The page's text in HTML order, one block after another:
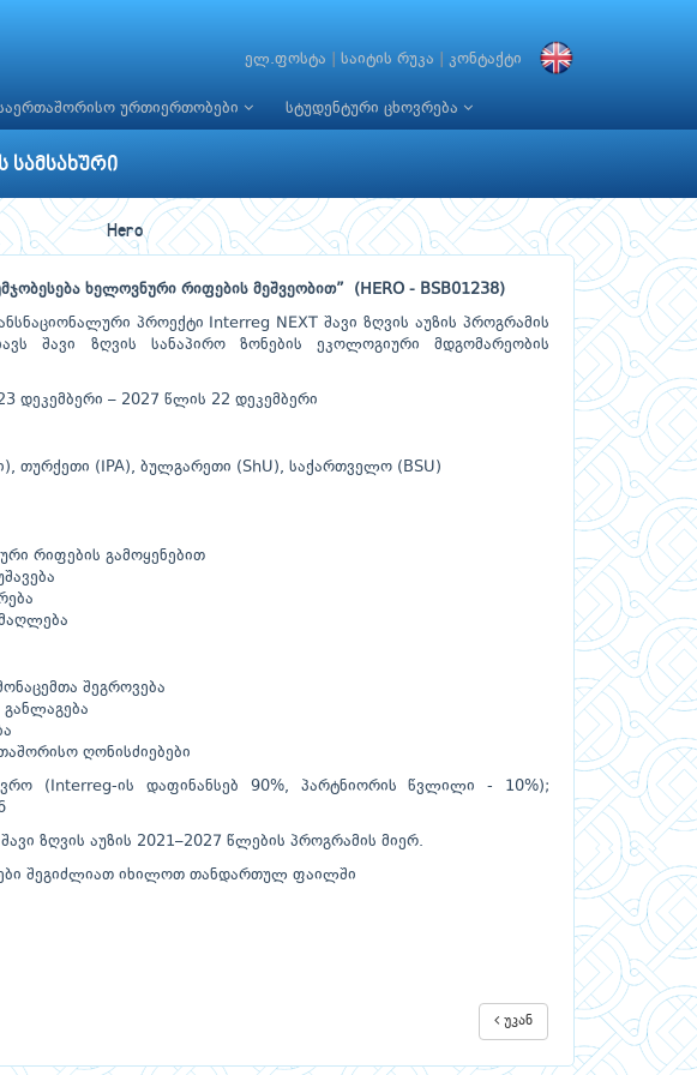
ელ.ფოსტა საიტის რუკა კონტაქტი
ურთიერთობები სტუდენტური ცხოვრება
Hero
ხელოვნური რიფების მეშვეობით” (HERO - BSB01238)
პროექტი Interreg NEXT შავი ზღვის აუზის პროგრამის
შავი ზღვის სანაპირო ზონების ეკოლოგიური მდგომარეობის
დეკემბერი – 2027 წლის 22 დეკემბერი
თურქეთი (IPA), ბულგარეთი (ShU), საქართველო (BSU)
რიფების გამოყენებით
შეგროვება
ღონისძიებები
(Interreg-ის დაფინანსებ 90%, პარტნიორის წვლილი - 10%);
ზღვის აუზის 2021–2027 წლების პროგრამის მიერ.
შეგიძლიათ იხილოთ თანდართულ ფაილში
უკან